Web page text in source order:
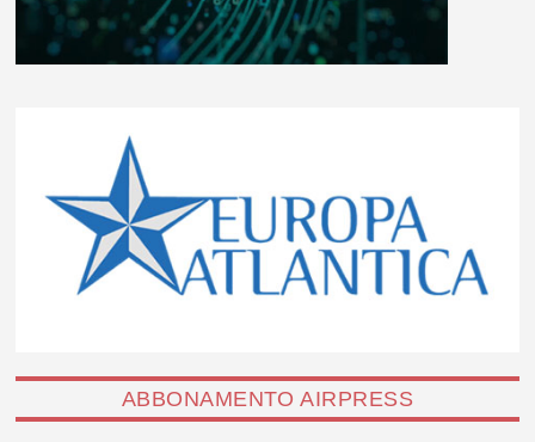
ABBONAMENTO AIRPRESS